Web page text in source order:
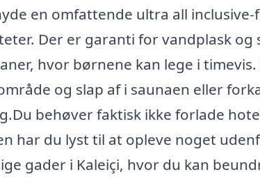
en omfattende ultra all
Der er garanti for vandplask og
hvor børnene kan lege i
og slap af i saunaen eller
behøver faktisk ikke forlade
har du lyst til at opleve noget
gader i Kaleiçi, hvor du kan